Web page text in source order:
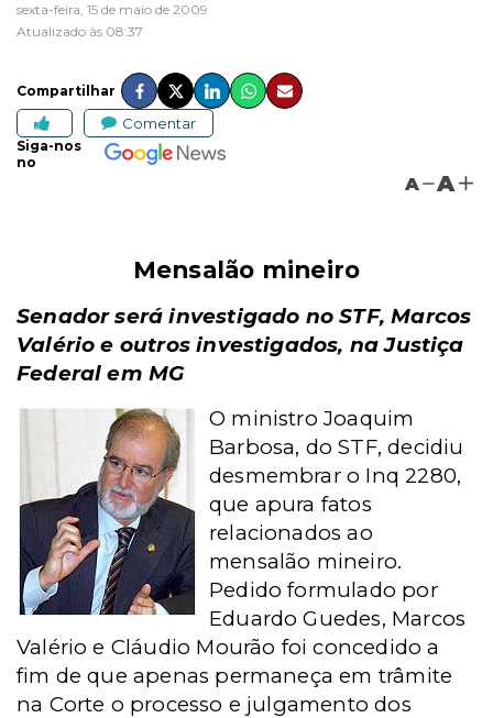
sexta-feira, 15 de maio de 2009
Atualizado às 08:37
Compartilhar
Comentar
Siga-nos
no
A A
Mensalão mineiro
Senador será investigado no STF, Marcos
Valério e outros investigados, na Justiça
Federal em MG
O ministro Joaquim
Barbosa, do STF, decidiu
desmembrar o Inq 2280,
que apura fatos
relacionados ao
mensalão mineiro.
Pedido formulado por
Eduardo Guedes, Marcos
Valério e Cláudio Mourão foi concedido a
fim de que apenas permaneça em trâmite
na Corte o processo e julgamento dos